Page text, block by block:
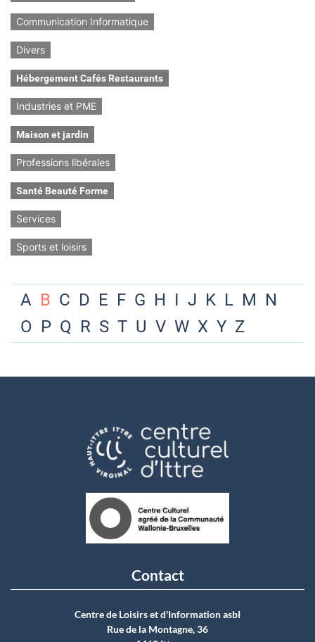
Communication Informatique
Divers
Hébergement Cafés Restaurants
Industries et PME
Maison et jardin
Professions libérales
Santé Beauté Forme
Services
Sports et loisirs
A B C D E F G H I J K L M N
O P Q R S T U V W X Y Z
Contact
Centre de Loisirs et d'Information asbI
Rue de la Montagne, 36